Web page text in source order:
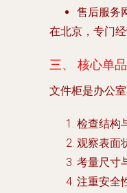
售后服务
在北京，专门
三、 核心单
文件柜是办公
检查结构
观察表面
考量尺寸
注重安全